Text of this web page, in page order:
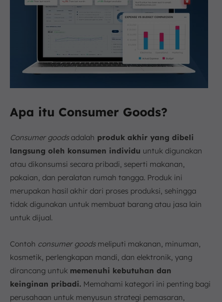
Apa itu Consumer Goods?
Consumer goodsadalah produk akhir yang dibeli
langsung oleh konsumen individu untuk digunakan
atau dikonsumsi secara pribadi, seperti makanan,
pakaian, dan peralatan rumah tangga. Produk ini
merupakan hasil akhir dari proses produksi, sehingga
tidak digunakan untuk membuat barang atau jasa lain
untuk dijual.
Contoh consumer goodsmeliputi makanan, minuman,
kosmetik, perlengkapan mandi, dan elektronik, yang
dirancang untuk memenuhi kebutuhan dan
keinginan pribadi. Memahami kategori ini penting bagi
perusahaan untuk menyusun strategi pemasaran,